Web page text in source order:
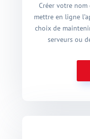
Créer votre
mettre en ligne
choix de
serveurs ou